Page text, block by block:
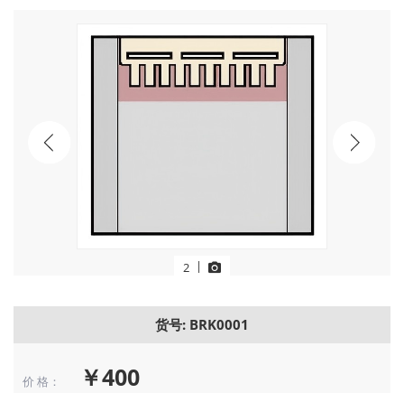
Next
2 |
货号: BRK0001
价 格： ￥400